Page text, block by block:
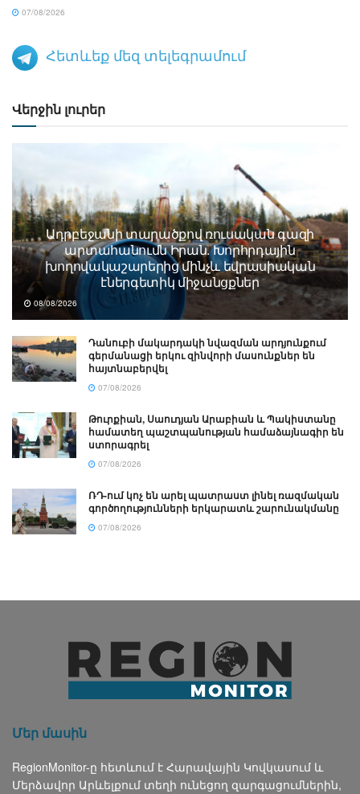
07/08/2026
Հետևեք մեզ տելեգրամում
Վերջին լուրեր
Ադրբեջանի տարածքով ռուսական գազի
արտահանումն Իրան. Խորհրդային
խողովակաշարերից մինչև եվրասիական
էներգետիկ միջանցքներ
08/08/2026
Դանուբի մակարդակի նվազման արդյունքում
գերմանացի երկու զինվորի մասունքներ են
հայտնաբերվել
07/08/2026
Թուրքիան, Սաուդյան Արաբիան և Պակիստանը
համատեղ պաշտպանության համաձայնագիր են
ստորագրել
07/08/2026
ՌԴ-ում կոչ են արել պատրաստ լինել ռազմական
գործողությունների երկարատև շարունակմանը
07/08/2026
Մեր մասին
RegionMonitor-ը հետևում է Հարավային Կովկասում և
Մերձավոր Արևելքում տեղի ունեցող զարգացումներին,